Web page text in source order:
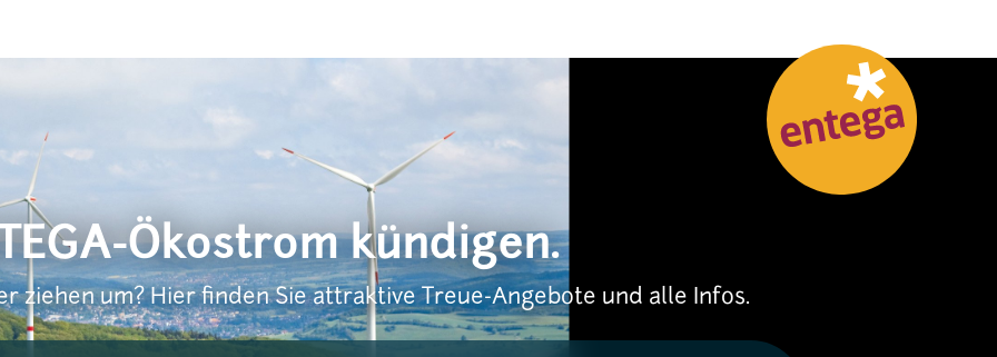
Ökostrom kündigen.
ziehen um? Hier finden Sie attraktive Treue-Angebote und alle Infos.